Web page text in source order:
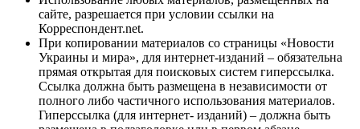
сайте, разрешается при условии ссылки на
Корреспондент.net.
При копировании материалов со страницы «Новости
Украины и мира», для интернет-изданий – обязательна
прямая открытая для поисковых систем гиперссылка.
Ссылка должна быть размещена в независимости от
полного либо частичного использования материалов.
Гиперссылка (для интернет- изданий) – должна быть